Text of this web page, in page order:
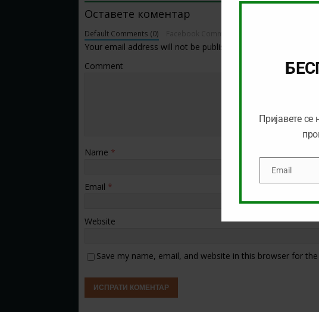
Оставете коментар
Default Comments (0)
Your email address will not be published.
Comment
Name *
Email *
Website
Save my name, email, and website in this browser for
Пријавете
EmailEmail